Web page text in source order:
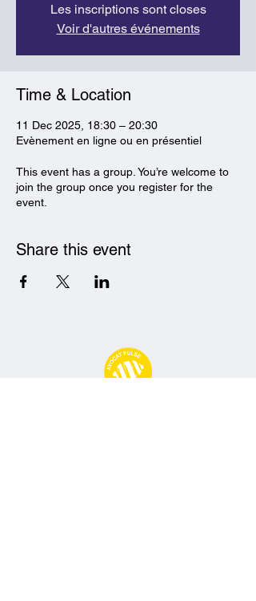
Les inscriptions sont closes
Voir d'autres événements
Time & Location
11 Dec 2025, 18:30 – 20:30
Evènement en ligne ou en présentiel
This event has a group. You’re welcome to
join the group once you register for the
event.
Share this event